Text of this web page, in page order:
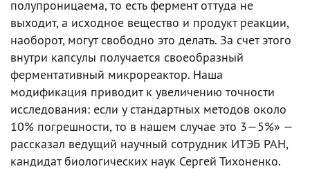
полупроницаема, то есть фермент оттуда не
выходит, а исходное вещество и продукт реакции,
наоборот, могут свободно это делать. За счет этого
внутри капсулы получается своеобразный
ферментативный микрореактор. Наша
модификация приводит к увеличению точности
исследования: если у стандартных методов около
10% погрешности, то в нашем случае это 3—5%» —
рассказал ведущий научный сотрудник ИТЭБ РАН,
кандидат биологических наук Сергей Тихоненко.